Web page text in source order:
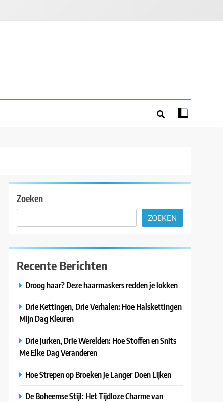
Zoeken
ZOEKEN
Recente Berichten
Droog haar? Deze haarmaskers redden je lokken
Drie Kettingen, Drie Verhalen: Hoe Halskettingen
Mijn Dag Kleuren
Drie Jurken, Drie Werelden: Hoe Stoffen en Snits
Me Elke Dag Veranderen
Hoe Strepen op Broeken je Langer Doen Lijken
De Boheemse Stijl: Het Tijdloze Charme van